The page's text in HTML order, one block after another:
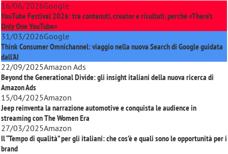
16/06/2026Google
YouTube Festival 2026: tra contenuti, creator e risultati, perché «There’s
Only One YouTube»
31/03/2026Google
Think Consumer Omnichannel: viaggio nella nuova Search di Google guidata
dall'AI
22/09/2025Amazon Ads
Beyond the Generational Divide: gli insight italiani della nuova ricerca di
Amazon Ads
15/04/2025Amazon
Jeep reinventa la narrazione automotive e conquista le audience in
streaming conThe Women Era
27/03/2025Amazon
Il “Tempo di qualità” per gli italiani: che cos’è e quali sono le opportunità per i
brand